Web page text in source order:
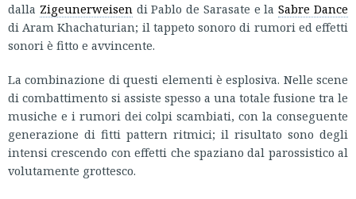
dalla Zigeunerweisendi Pablo de Sarasate e laSabre Dance
di Aram Khachaturian; il tappeto sonoro di rumori ed effetti
sonori è fitto e avvincente.
La combinazione di questi elementi è esplosiva. Nelle scene
di combattimento si assiste spesso a una totale fusione tra le
musiche e i rumori dei colpi scambiati, con la conseguente
generazione di fitti pattern ritmici; il risultato sono degli
intensi crescendo con effetti che spaziano dal parossistico al
volutamente grottesco.